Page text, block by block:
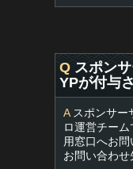
Q スポン
YPが付与
Aスポンサー
ロ運営チー
用窓口へお問
お問い合わせ